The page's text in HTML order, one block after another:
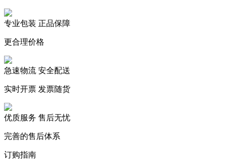
专业包装 正品保障
更合理价格
急速物流 安全配送
实时开票 发票随货
优质服务 售后无忧
完善的售后体系
订购指南